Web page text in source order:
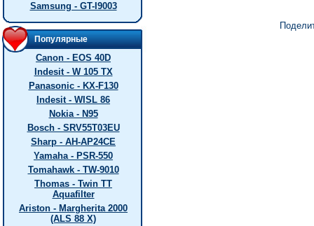
Samsung - GT-I9003
Популярные
Canon - EOS 40D
Indesit - W 105 TX
Panasonic - KX-F130
Indesit - WISL 86
Nokia - N95
Bosch - SRV55T03EU
Sharp - AH-AP24CE
Yamaha - PSR-550
Tomahawk - TW-9010
Thomas - Twin TT
Aquafilter
Ariston - Margherita 2000
(ALS 88 X)